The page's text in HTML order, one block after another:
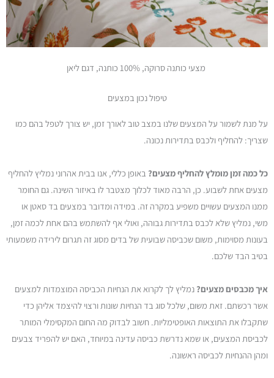
מצעי כותנה סרוקה, 100% כותנה, דגם ליאן
טיפול נכון במצעים
על מנת לשמור על המצעים שלנו במצב טוב לאורך זמן, יש צורך לטפל בהם כמו
שצריך: להחליף ולכבס בתדירות נכונה.
כל כמה זמן מומלץ להחליף מצעים? באופן כללי, אנו בבית אהרוני נמליץ להחליף
מצעים אחת לשבוע. כן, הרבה מאוד לכלוך מצטבר לו באיזור השינה. גם החומר
ממנו המצעים עשויים משפיע במקרה זה. במידה ומדובר במצעים בד סאטן או
משי, נמליץ שלא לכבס בתדירות גבוהה, ואולי אף להשתמש בהם אחת לכמה זמן,
בעונות מסוימות, משום שכביסה שבועית של בדים מסוג זה תגרום לירידה משמעותי
בטיב הבד שלכם.
איך מכבסים מצעים? נמליץ לך לקרוא את הנחיות הכביסה המוצמדות למצעים
אשר רכשתם. זאת משום, שלכל סוג בד הנחיות שונות ורצוי להיצמד אליהן כדי
שתקבלו את התוצאות האופטימליות. חשוב לבדוק מה החום המקסימלי המותר
לכביסת המצעים, או שמא נדרשת כביסה עדינה במיוחד, האם יש להפריד צבעים
ומהן ההנחיות לכביסה ראשונה.